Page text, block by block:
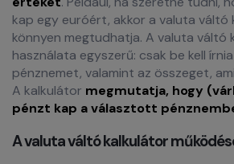
kap egy euróért, akkor a valuta váltó
könnyen megtudhatja. A valuta váltó
használata egyszerű: csak be kell
pénznemet, valamint az összeget,
A kalkulátor megmutatja, hogy
pénzt kap a választott
A valuta váltó kalkulátor